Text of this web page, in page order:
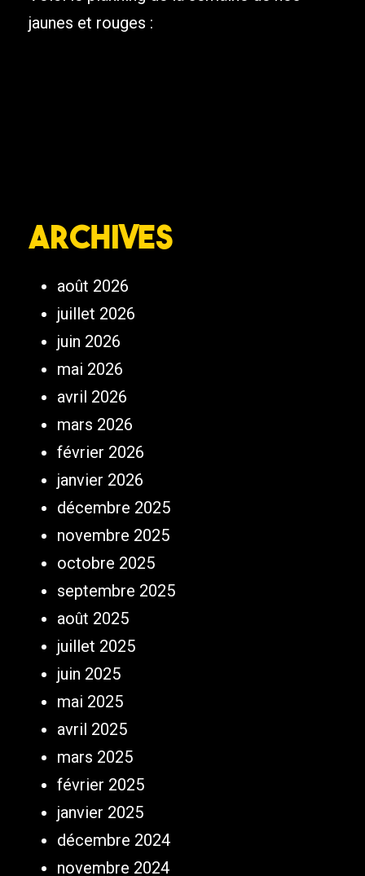
jaunes et rouges :
Archives
août 2026
juillet 2026
juin 2026
mai 2026
avril 2026
mars 2026
février 2026
janvier 2026
décembre 2025
novembre 2025
octobre 2025
septembre 2025
août 2025
juillet 2025
juin 2025
mai 2025
avril 2025
mars 2025
février 2025
janvier 2025
décembre 2024
novembre 2024